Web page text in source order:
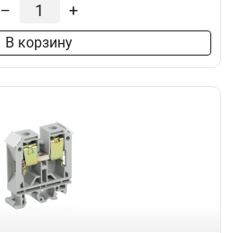
– +
В корзину